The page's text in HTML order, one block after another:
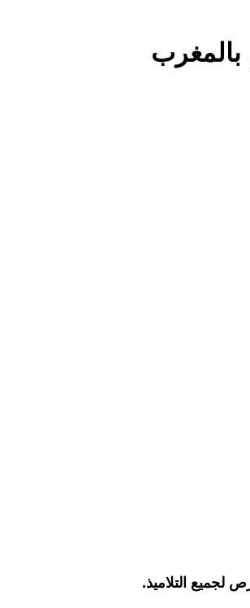
بالمغرب
لجميع التلاميذ.